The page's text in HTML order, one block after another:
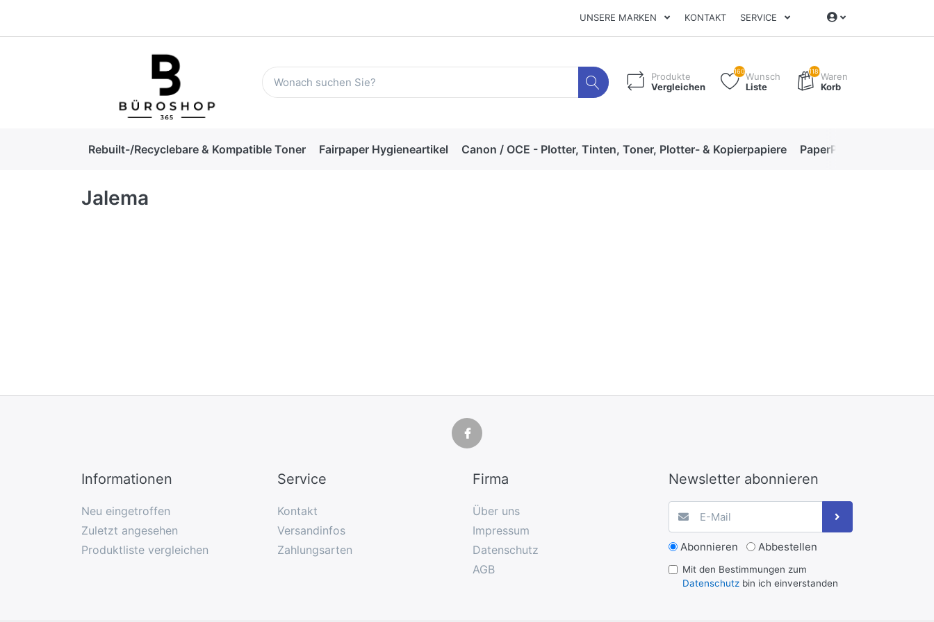
UNSERE MARKEN KONTAKT SERVICE
Produkte
Vergleichen
160Wunsch
Liste
1189Waren
Korb
Rebuilt-/Recyclebare & Kompatible Toner Fairpaper Hygieneartikel Canon / OCE - Plotter, Tinten, Toner, Plotter- & Kopierpapiere PaperPro High-
Jalema
Informationen
Neu eingetroffen
Zuletzt angesehen
Produktliste vergleichen
Service
Kontakt
Versandinfos
Zahlungsarten
Firma
Über uns
Impressum
Datenschutz
AGB
Newsletter abonnieren
Abonnieren Abbestellen
Mit den Bestimmungen zum
Datenschutzbin ich einverstanden